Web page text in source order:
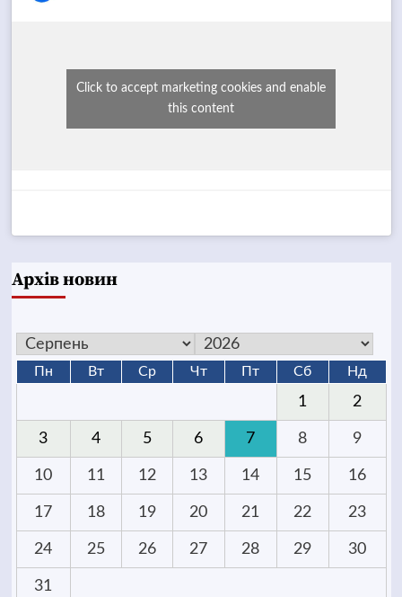
Click to accept marketing cookies and enable
this content
Архів новин
Пн Вт Ср Чт Пт Сб Нд
1 2
3 4 5 6 7 8 9
10 11 12 13 14 15 16
17 18 19 20 21 22 23
24 25 26 27 28 29 30
31